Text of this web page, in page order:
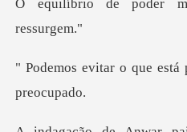
está